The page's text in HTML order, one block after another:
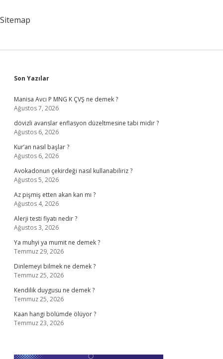
Sitemap
Sidebar
Son Yazılar
Manisa Avcı P MNG K ÇVŞ ne demek ?
Ağustos 7, 2026
dövizli avanslar enflasyon düzeltmesine tabi midir ?
Ağustos 6, 2026
Kur’an nasıl başlar ?
Ağustos 6, 2026
Avokadonun çekirdeği nasıl kullanabiliriz ?
Ağustos 5, 2026
Az pişmiş etten akan kan mı ?
Ağustos 4, 2026
Alerji testi fiyatı nedir ?
Ağustos 3, 2026
Ya muhyi ya mumit ne demek ?
Temmuz 29, 2026
Dinlemeyi bilmek ne demek ?
Temmuz 25, 2026
Kendilik duygusu ne demek ?
Temmuz 25, 2026
Kaan hangi bölümde ölüyor ?
Temmuz 23, 2026